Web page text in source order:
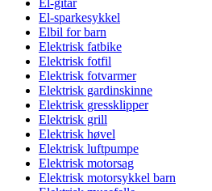
El-gitar
El-sparkesykkel
Elbil for barn
Elektrisk fatbike
Elektrisk fotfil
Elektrisk fotvarmer
Elektrisk gardinskinne
Elektrisk gressklipper
Elektrisk grill
Elektrisk høvel
Elektrisk luftpumpe
Elektrisk motorsag
Elektrisk motorsykkel barn